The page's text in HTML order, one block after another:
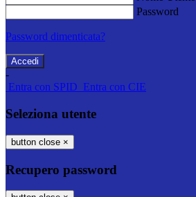
Password
Password dimenticata?
-
Entra con SPID Entra con CIE
Seleziona utente
button close ×
Recupero password